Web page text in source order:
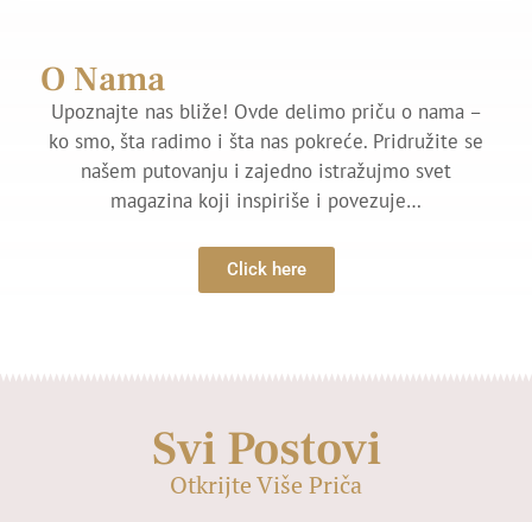
O Nama
Upoznajte nas bliže! Ovde delimo priču o nama –
ko smo, šta radimo i šta nas pokreće. Pridružite se
našem putovanju i zajedno istražujmo svet
magazina koji inspiriše i povezuje…
Click here
Svi Postovi
Otkrijte Više Priča